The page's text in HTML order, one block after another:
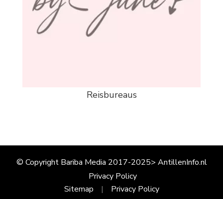
Reisbureaus
© Copyright Bariba Media 2017-2025> AntillenInfo.nl
Privacy Policy
Sitemap
Privacy Policy